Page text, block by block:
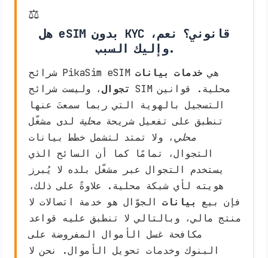
⚖️
هل eSIM بدون KYC قانوني؟ نعم،
وإليك السبب.
شرائح PikaSim eSIM هي خدمات بيانات
تجوال، وليست شرائح SIM محلية. قوانين
التسجيل بالهوية التي ربما سمعتَ عنها
تنطبق على تفعيل شريحة محلية لدى مشغّل
محلي، ولا تمتد لتشمل خطط بيانات
التجوال، تمامًا كما أن السائح الذي
يستخدم التجوال عبر مشغّل بلده لا يُبرز
هويته لأي شبكة محلية. علاوةً على ذلك،
فإن بيع بيانات الجوّال هو خدمة اتصالات لا
منتج مالي، وبالتالي لا تنطبق عليه قواعد
مكافحة غسل الأموال المفروضة على
البنوك وخدمات تحويل الأموال. نحن لا